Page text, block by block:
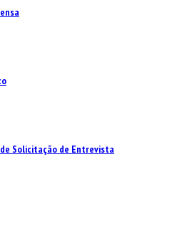
Solicitação de Entrevista